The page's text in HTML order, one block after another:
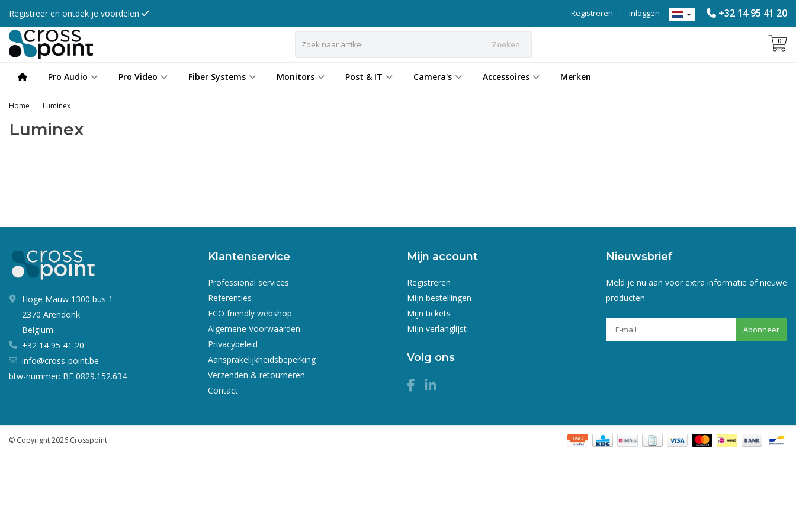
Registreer en ontdek je voordelen +32 14 95 41 20
Inloggen
|
Registreren
Zoeken 0
Pro Audio Pro Video Fiber Systems Monitors Post & IT Camera's Accessoires Merken
Home Luminex
Luminex
Hoge Mauw 1300 bus 1
2370 Arendonk
Belgium
+32 14 95 41 20
info@cross-point.be
btw-nummer: BE 0829.152.634
Klantenservice
Professional services
Referenties
ECO friendly webshop
Algemene Voorwaarden
Privacybeleid
Aansprakelijkheidsbeperking
Verzenden & retourneren
Contact
Mijn account
Registreren
Mijn bestellingen
Mijn tickets
Mijn verlanglijst
Volg ons
Nieuwsbrief
Meld je nu aan voor extra informatie of nieuwe
producten
Abonneer
© Copyright 2026 Crosspoint